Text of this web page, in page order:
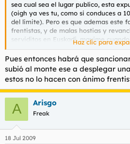
sea cual sea el lugar publico, esta
(oigh ya ves tu, como si conduces a
del limite). Pero es que ademas este
frentistas, y de malas hostias y
serviditos en Euskadi, maxime
funcionario al que pagamos todos,
Es decir, me parece perfecta la sancion.
Haz clic para
Pues entonces habrá que
subió al monte ese a desplegar
estos no lo hacen con ánimo
A Arisgo
Freak
18 Jul 2009